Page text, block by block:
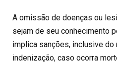
A omissão de doenças ou
sejam de seu conhecimento
implica sanções, inclusive do
indenização, caso ocorra